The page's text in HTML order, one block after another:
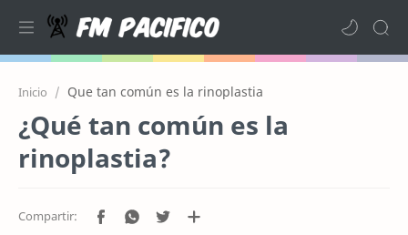
Inicio Que tan común es la rinoplastia
¿Qué tan común es la
rinoplastia?